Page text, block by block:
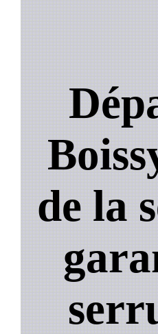
de la